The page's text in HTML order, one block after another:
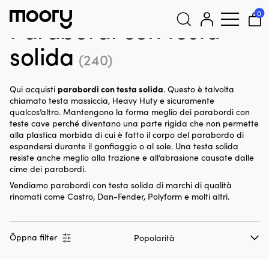
Cerca:
0
Parabordi con testa
solida (240)
Qui acquisti parabordi con testa solida. Questo è talvolta
chiamato testa massiccia, Heavy Huty e sicuramente
qualcos’altro. Mantengono la forma meglio dei parabordi con
teste cave perché diventano una parte rigida che non permette
alla plastica morbida di cui è fatto il corpo del parabordo di
espandersi durante il gonfiaggio o al sole. Una testa solida
resiste anche meglio alla trazione e all’abrasione causate dalle
cime dei parabordi.
Vendiamo parabordi con testa solida di marchi di qualità
rinomati come Castro, Dan-Fender, Polyform e molti altri.
Öppna filter